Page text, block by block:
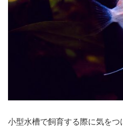
小型水槽で飼育する際に気を